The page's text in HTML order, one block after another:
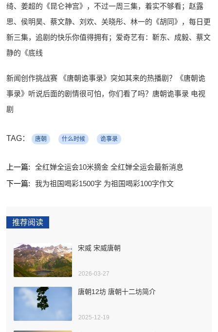
绮、姜超的《昆仑神宫》，不过一周三集，着实不够看；赵露
思、侯明昊、蔡文静、刘欢、关晓彤、林一的《胡同》，每日更
新三集，追剧的快乐你值得拥有；爱奇艺有：靳东、成毅、蔡文
静的《底线
新闻创作挑战赛 《唐朝诡事录》突如其来的热播剧？《唐朝诡
事录》听说后面的剧情很可怕，你们看了吗？唐朝诡事录 电视
剧
TAG： 唐朝 什么时候 诡事录
上一篇:
全红婵全运会10米摘金 全红婵全运会最新消息
下一篇:
我为祖国喝彩1500字 为祖国喝彩100字作文
推荐阅读
宋威 宋威唐朝
2026-03-27
唐朝12坊 唐朝十二坊简介
2025-12-19